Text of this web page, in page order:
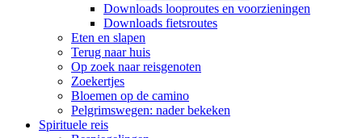
Downloads looproutes en voorzieningen
Downloads fietsroutes
Eten en slapen
Terug naar huis
Op zoek naar reisgenoten
Zoekertjes
Bloemen op de camino
Pelgrimswegen: nader bekeken
Spirituele reis